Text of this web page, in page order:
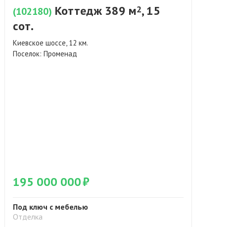
(102180) Коттедж 389 м2, 15
сот.
Киевское шоссе, 12 км.
Поселок: Променад
Отделка
Под ключ с мебелью
195 000 000₽